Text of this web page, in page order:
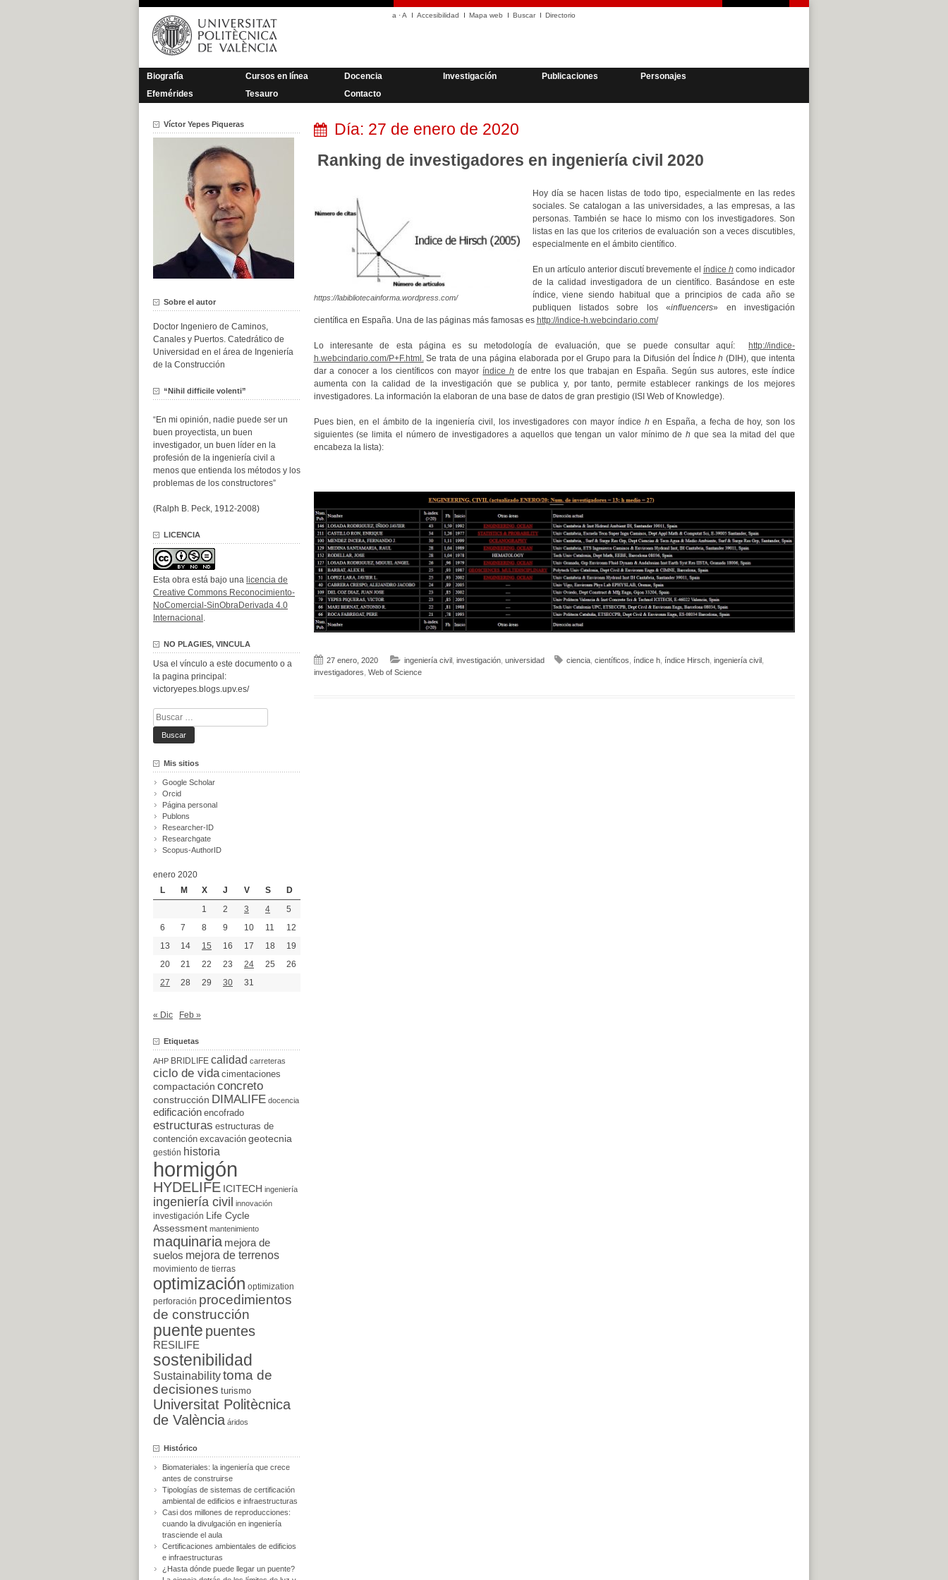
Saltar
contenido
a ·A Accesibilidad Mapa web Buscar Directorio
Biografía Cursos en línea Docencia Investigación Publicaciones
Personajes
Efemérides
Tesauro Contacto
Día: 27 de enero de 2020
Ranking de investigadores en ingeniería civil 2020
https://labibliotecainforma.wordpress.com/
Hoy día se hacen listas de todo tipo, especialmente en las redes
sociales. Se catalogan a las universidades, a las empresas, a las
personas. También se hace lo mismo con los investigadores. Son
listas en las que los criterios de evaluación son a veces discutibles,
especialmente en el ámbito científico.
En un artículo anterior discutí brevemente el índice h como indicador
de la calidad investigadora de un científico. Basándose en este
índice, viene siendo habitual que a principios de cada año se
publiquen listados sobre los «influencers» en investigación
científica en España. Una de las páginas más famosas es http://indice-h.webcindario.com/
Lo interesante de esta página es su metodología de evaluación, que se puede consultar aquí:
http://indice-
h.webcindario.com/P+F.html.Se trata de una página elaborada por el Grupo para la Difusión del Índiceh (DIH), que intenta
dar a conocer a los científicos con mayor índiceh de entre los que trabajan en España. Según sus autores, este índice
aumenta con la calidad de la investigación que se publica y, por tanto, permite establecer rankings de los mejores
investigadores. La información la elaboran de una base de datos de gran prestigio (ISI Web of Knowledge).
Pues bien, en el ámbito de la ingeniería civil, los investigadores con mayor índice h en España, a fecha de hoy, son los
siguientes (se limita el número de investigadores a aquellos que tengan un valor mínimo deh que sea la mitad del que
encabeza la lista):
27 enero, 2020 ingeniería civil, investigación, universidad ciencia, científicos índice h, índice Hirsch, ingeniería civil,
investigadores Web of Science
Víctor Yepes Piqueras
Sobre el autor
Doctor Ingeniero de Caminos,
Canales y Puertos. Catedrático de
Universidad en el área de Ingeniería
de la Construcción
“Nihil difficile volenti”
“En mi opinión, nadie puede ser un
buen proyectista, un buen
investigador, un buen líder en la
profesión de la ingeniería civil a
menos que entienda los métodos y los
problemas de los constructores”
(Ralph B. Peck, 1912-2008)
LICENCIA
Esta obra está bajo una licencia de
Creative Commons Reconocimiento-
NoComercial-SinObraDerivada 4.0
Internacional .
NO PLAGIES, VINCULA
Usa el vínculo a este documento o a
la pagina principal:
victoryepes.blogs.upv.es/
Buscar:
Mis sitios
Google Scholar
Orcid
Página personal
Publons
Researcher-ID
Researchgate
Scopus-AuthorID
enero 2020
L
M X J V S
D
1
2 3 4
5
6
7 8 9 10 11
12
13
14 15 16 17 18
19
20
21 22 23 24 25
26
27
28 29 30 31
« Dic Feb »
Etiquetas
AHP BRIDLIFE calidad carreteras
ciclo de vida cimentaciones
compactación concreto
construcción DIMALIFE docencia
edificación encofrado
estructuras estructuras de
contención excavación geotecnia
gestión historia
hormigón
HYDELIFE ICITECH ingeniería
ingeniería civil innovación
investigación
Life Cycle
Assessment mantenimiento
maquinaria mejora de
suelos mejora de terrenos
movimiento de tierras
optimización optimization
perforación procedimientos
de construcción
puente puentes
RESILIFE
sostenibilidad
Sustainabilitytoma de
decisiones turismo
Universitat Politècnica
de València áridos
Histórico
Biomateriales: la ingeniería que crece
antes de construirse
Tipologías de sistemas de certificación
ambiental de edificios e infraestructuras
Casi dos millones de reproducciones:
cuando la divulgación en ingeniería
trasciende el aula
Certificaciones ambientales de edificios
e infraestructuras
¿Hasta dónde puede llegar un puente?